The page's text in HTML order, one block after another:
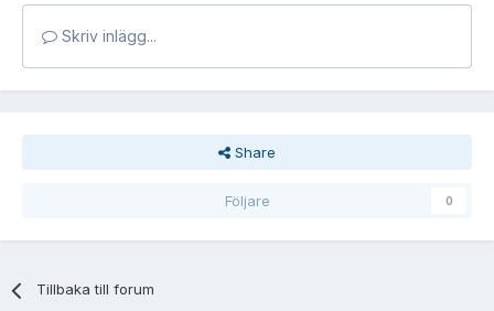
Skriv inlägg...
Share
Följare 0
Tillbaka till forum